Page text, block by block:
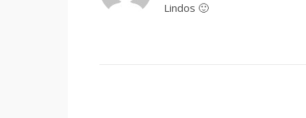
Lindos 🙂